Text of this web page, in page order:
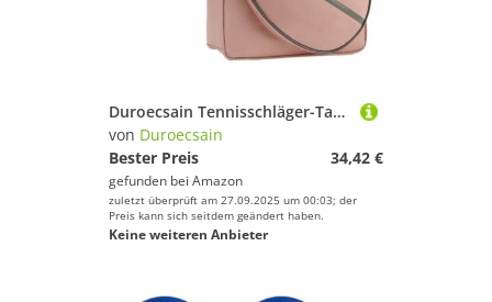
Duroecsain Tennisschläger-Tasche – Tasche für Schläger für Damen, Organizer, großer Rucksack, Schlägerhalter für Sport
von Duroecsain
Bester Preis
34,42 €
gefunden bei Amazon
zuletzt überprüft am 27.09.2025 um 00:03; der
Preis kann sich seitdem geändert haben.
Keine weiteren Anbieter